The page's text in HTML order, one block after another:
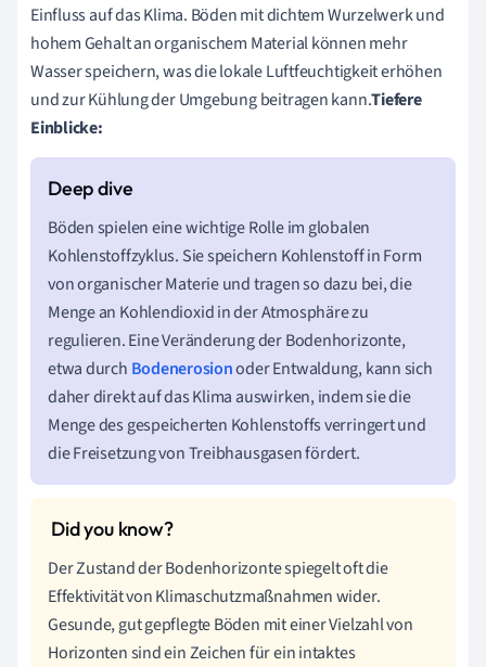
Einfluss auf das Klima. Böden mit dichtem Wurzelwerk und
hohem Gehalt an organischem Material können mehr
Wasser speichern, was die lokale Luftfeuchtigkeit erhöhen
und zur Kühlung der Umgebung beitragen kann.Tiefere
Einblicke:
Böden spielen eine wichtige Rolle im globalen
Kohlenstoffzyklus. Sie speichern Kohlenstoff in Form
von organischer Materie und tragen so dazu bei, die
Menge an Kohlendioxid in der Atmosphäre zu
regulieren. Eine Veränderung der Bodenhorizonte,
etwa durch Bodenerosionoder Entwaldung, kann sich
daher direkt auf das Klima auswirken, indem sie die
Menge des gespeicherten Kohlenstoffs verringert und
die Freisetzung von Treibhausgasen fördert.
Der Zustand der Bodenhorizonte spiegelt oft die
Effektivität von Klimaschutzmaßnahmen wider.
Gesunde, gut gepflegte Böden mit einer Vielzahl von
Horizonten sind ein Zeichen für ein intaktes